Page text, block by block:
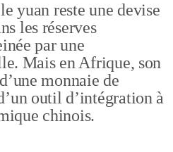
yuan reste une devise
les réserves
par une
Mais en Afrique, son
monnaie de
outil d’intégration à
chinois.